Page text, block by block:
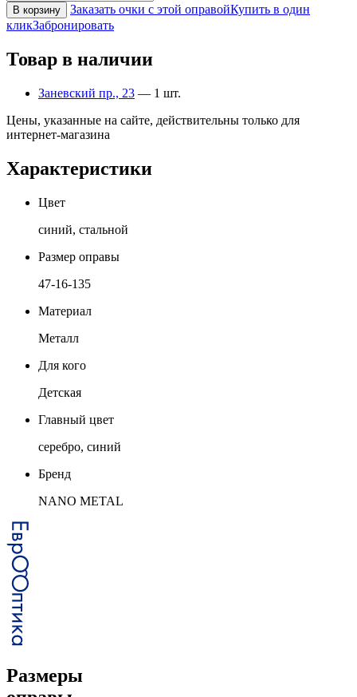
В корзину Заказать очки с этой оправойКупить в один
кликЗабронировать
Товар в наличии
Заневский пр., 23 — 1 шт.
Цены, указанные на сайте, действительны только для
интернет-магазина
Характеристики
Цвет
синий, стальной
Размер оправы
47-16-135
Материал
Металл
Для кого
Детская
Главный цвет
серебро, синий
Бренд
NANO METAL
Размеры